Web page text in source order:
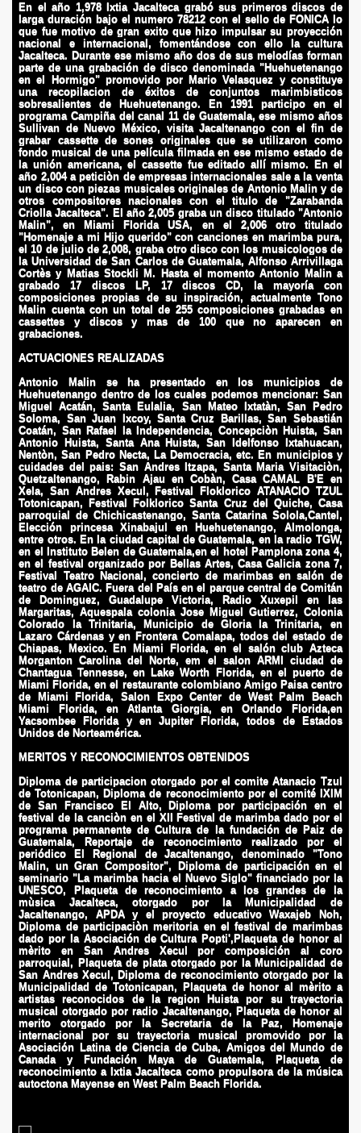
En el año 1,978 Ixtia Jacalteca grabó sus primeros discos de
larga duración bajo el numero 78212 con el sello de FONICA lo
que fue motivo de gran exito que hizo impulsar su proyección
nacional e internacional, fomentándose con ello la cultura
Jacalteca. Durante ese mismo año dos de sus melodías forman
parte de una grabación de disco denominada "Huehuetenango
en el Hormigo" promovido por Mario Velasquez y constituye
una recopilacion de éxitos de conjuntos marimbisticos
sobresalientes de Huehuetenango. En 1991 participo en el
programa Campiña del canal 11 de Guatemala, ese mismo años
Sullivan de Nuevo México, visita Jacaltenango con el fin de
grabar cassette de sones originales que se utilizaron como
fondo musical de una película filmada en ese mismo estado de
la unión americana, el cassette fue editado allí mismo. En el
año 2,004 a peticiòn de empresas internacionales sale a la venta
un disco con piezas musicales originales de Antonio Malin y de
otros compositores nacionales con el titulo de "Zarabanda
Criolla Jacalteca". El año 2,005 graba un disco titulado "Antonio
Malin", en Miami Florida USA, en el 2,006 otro titulado
"Homenaje a mi Hijo querido" con canciones en marimba pura,
el 10 de julio de 2,008, graba otro disco con los musicologos de
la Universidad de San Carlos de Guatemala, Alfonso Arrivillaga
Cortès y Matias Stockli M. Hasta el momento Antonio Malin a
grabado 17 discos LP, 17 discos CD, la mayoría con
composiciones propias de su inspiración, actualmente Tono
Malin cuenta con un total de 255 composiciones grabadas en
cassettes y discos y mas de 100 que no aparecen en
grabaciones.
ACTUACIONES REALIZADAS
Antonio Malin se ha presentado en los municipios de
Huehuetenango dentro de los cuales podemos mencionar: San
Miguel Acatán, Santa Eulalia, San Mateo Ixtatàn, San Pedro
Soloma, San Juan Ixcoy, Santa Cruz Barillas, San Sebastián
Coatán, San Rafael la Independencia, Concepciòn Huista, San
Antonio Huista, Santa Ana Huista, San Idelfonso Ixtahuacan,
Nentòn, San Pedro Necta, La Democracia, etc. En municipios y
cuidades del pais: San Andres Itzapa, Santa Maria Visitaciòn,
Quetzaltenango, Rabin Ajau en Cobàn, Casa CAMAL B'E en
Xela, San Andres Xecul, Festival Floklorico ATANACIO TZUL
Totonicapan, Festival Folklorico Santa Cruz del Quiche, Casa
parroquial de Chichicastenango, Santa Catarina Solola,Cantel,
Elección princesa Xinabajul en Huehuetenango, Almolonga,
entre otros. En la ciudad capital de Guatemala, en la radio TGW,
en el Instituto Belen de Guatemala,en el hotel Pamplona zona 4,
en el festival organizado por Bellas Artes, Casa Galicia zona 7,
Festival Teatro Nacional, concierto de marimbas en salón de
teatro de AGAIC. Fuera del País en el parque central de Comitán
de Dominguez, Guadalupe Victoria, Radio Xuxepil en las
Margaritas, Aquespala colonia Jose Miguel Gutierrez, Colonia
Colorado la Trinitaria, Municipio de Gloria la Trinitaria, en
Lazaro Cárdenas y en Frontera Comalapa, todos del estado de
Chiapas, Mexico. En Miami Florida, en el salón club Azteca
Morganton Carolina del Norte, em el salon ARMI ciudad de
Chantagua Tennesse, en Lake Worth Florida, en el puerto de
Miami Florida, en el restaurante colombiano Amigo Paisa centro
de Miami Florida, Salon Expo Center de West Palm Beach
Miami Florida, en Atlanta Giorgia, en Orlando Florida,en
Yacsombee Florida y en Jupiter Florida, todos de Estados
Unidos de Norteamérica.
MERITOS Y RECONOCIMIENTOS OBTENIDOS
Diploma de participacion otorgado por el comite Atanacio Tzul
de Totonicapan, Diploma de reconocimiento por el comité IXIM
de San Francisco El Alto, Diploma por participación en el
festival de la canciòn en el XII Festival de marimba dado por el
programa permanente de Cultura de la fundación de Paiz de
Guatemala, Reportaje de reconocimiento realizado por el
periódico El Regional de Jacaltenango, denominado "Tono
Malin, un Gran Compositor", Diploma de participación en el
seminario "La marimba hacia el Nuevo Siglo" financiado por la
UNESCO, Plaqueta de reconocimiento a los grandes de la
mùsica Jacalteca, otorgado por la Municipalidad de
Jacaltenango, APDA y el proyecto educativo Waxajeb Noh,
Diploma de participaciòn meritoria en el festival de marimbas
dado por la Asociación de Cultura Popti',Plaqueta de honor al
mèrito en San Andres Xecul por composición al coro
parroquial, Plaqueta de plata otorgado por la Municipalidad de
San Andres Xecul, Diploma de reconocimiento otorgado por la
Municipalidad de Totonicapan, Plaqueta de honor al mèrito a
artistas reconocidos de la region Huista por su trayectoria
musical otorgado por radio Jacaltenango, Plaqueta de honor al
merito otorgado por la Secretaria de la Paz, Homenaje
internacional por su trayectoria musical promovido por la
Asociación Latina de Ciencia de Cuba, Amigos del Mundo de
Canada y Fundación Maya de Guatemala, Plaqueta de
reconocimiento a Ixtia Jacalteca como propulsora de la música
autoctona Mayense en West Palm Beach Florida.